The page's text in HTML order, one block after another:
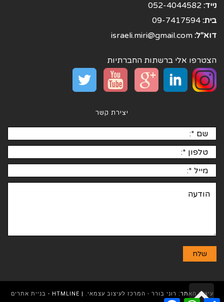
נייד: 052-4044582
בית: 09-7417594
דוא"ל: israeli.miri@gmail.com
הצטרפו אלי ברשתות החברתיות
יצירת קשר
עיצוב האתר: רוני בורר - המרכז לעיצוב עצמאי.
בניית אתרים
גלילה